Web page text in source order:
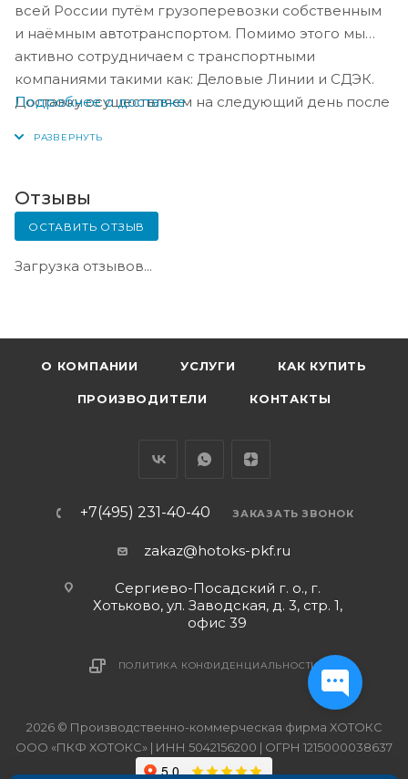
всей России путём грузоперевозки собственным
и наёмным автотранспортом. Помимо этого мы
активно сотрудничаем с транспортными
компаниями такими как: Деловые Линии и СДЭК.
Доставку осуществляем на следующий день после
Подробнее о доставке
Отзывы
ОСТАВИТЬ ОТЗЫВ
Загрузка отзывов...
О КОМПАНИИ УСЛУГИ КАК КУПИТЬ
ПРОИЗВОДИТЕЛИ КОНТАКТЫ
+7(495) 231-40-40 ЗАКАЗАТЬ ЗВОНОК
zakaz@hotoks-pkf.ru
Сергиево-Посадский г. о., г.
Хотьково, ул. Заводская, д. 3, стр. 1,
офис 39
ПОЛИТИКА КОНФИДЕНЦИАЛЬНОСТИ
2026 © Производственно-коммерческая фирма ХОТОКС
ООО «ПКФ ХОТОКС» | ИНН 5042156200 | ОГРН 1215000038637